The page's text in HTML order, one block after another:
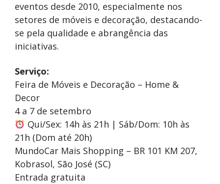
eventos desde 2010, especialmente nos
setores de móveis e decoração, destacando-
se pela qualidade e abrangência das
iniciativas.
Serviço:
Feira de Móveis e Decoração – Home &
Decor
4 a 7 de setembro
Qui/Sex: 14h às 21h | Sáb/Dom: 10h às
21h (Dom até 20h)
MundoCar Mais Shopping – BR 101 KM 207,
Kobrasol, São José (SC)
Entrada gratuita